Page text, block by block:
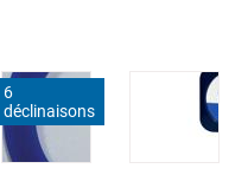
6
déclinaisons